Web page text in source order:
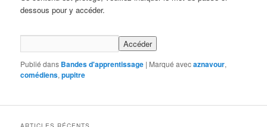
dessous pour y accéder.
Publié dans Bandes d'apprentissage | Marqué avecaznavour,
comédiens,pupitre